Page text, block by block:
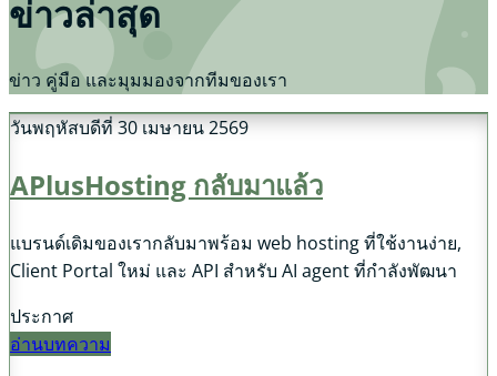
ข่าวล่าสุด
ข่าว คู่มือ และมุมมองจากทีมของเรา
วันพฤหัสบดีที่ 30 เมษายน 2569
APlusHosting กลับมาแล้ว
แบรนด์เดิมของเรากลับมาพร้อม web hosting ที่ใช้งานง่าย,
Client Portal ใหม่ และ API สำหรับ AI agent ที่กำลังพัฒนา
ประกาศ
อ่านบทความ